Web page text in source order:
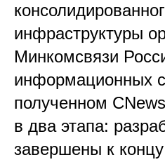
инфраструктуры
Минкомсвязи
информационных
полученном
в два этапа:
завершены к